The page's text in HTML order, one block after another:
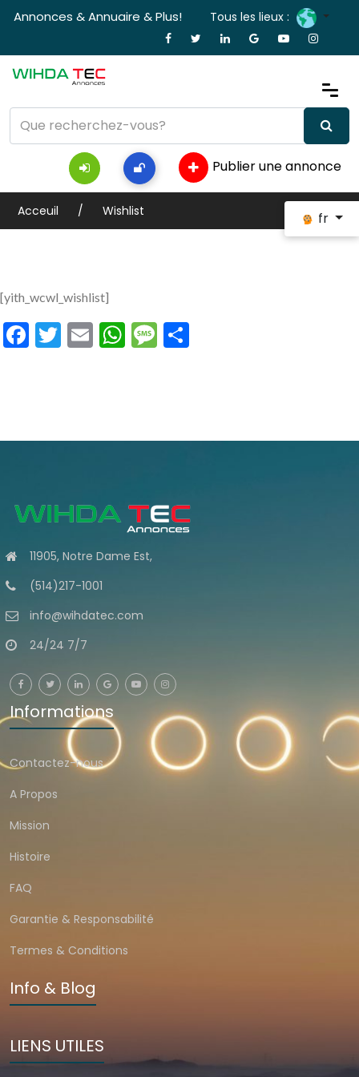
fr
Annonces & Annuaire & Plus! Tous les lieux :
Publier une annonce
Acceuil Wishlist
[yith_wcwl_wishlist]
Facebook
Twitter
EmailWhatsApp
Message
11905, Notre Dame Est,
(514)217-1001
info@wihdatec.com
24/24 7/7
Informations
Contactez-nous
A Propos
Mission
Histoire
FAQ
Garantie & Responsabilité
Termes & Conditions
Info & Blog
LIENS UTILES